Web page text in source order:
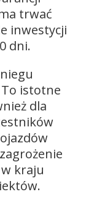
trwać
inwestycji
dni.
istotne
dla
kraju